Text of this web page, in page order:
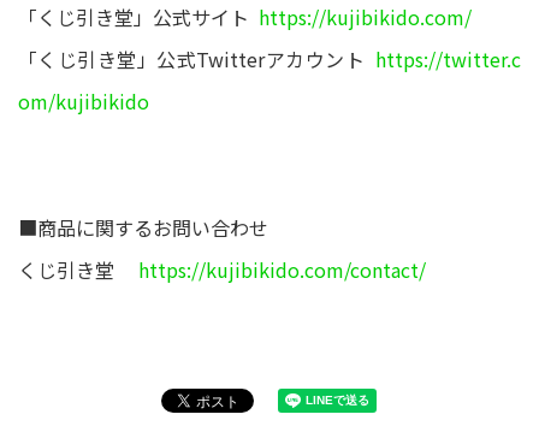
「くじ引き堂」公式サイト https://kujibikido.com/
「くじ引き堂」公式Twitterアカウント https://twitter.c
om/kujibikido
■商品に関するお問い合わせ
くじ引き堂 https://kujibikido.com/contact/